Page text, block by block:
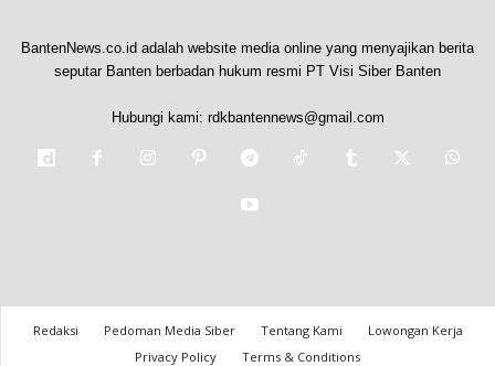
BantenNews.co.id adalah website media online yang menyajikan berita
seputar Banten berbadan hukum resmi PT Visi Siber Banten
Hubungi kami: rdkbantennews@gmail.com
Redaksi Pedoman Media Siber Tentang Kami
Lowongan Kerja
Privacy Policy
Terms & Conditions